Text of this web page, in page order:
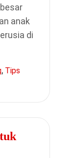
anak
di
, Tips